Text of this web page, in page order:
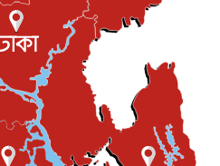
৫ আগস্ট, ২০২৬
আরব সফরের আমন্ত্রণ
৫ আগস্ট, ২০২৬
দিবস আজ, স্মরণে দেশজুড়ে কর্মসূচি
৫ আগস্ট, ২০২৬
বলেই জুলাই আন্দোলন সফল :